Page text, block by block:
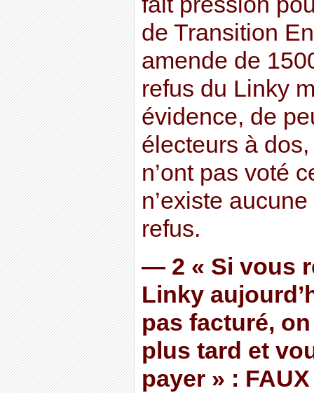
de Transition
amende de
refus du Linky
évidence, de
électeurs à
n’ont pas voté
n’existe
refus.
— 2 « Si vous
Linky
pas facturé,
plus tard et
payer » : FAUX